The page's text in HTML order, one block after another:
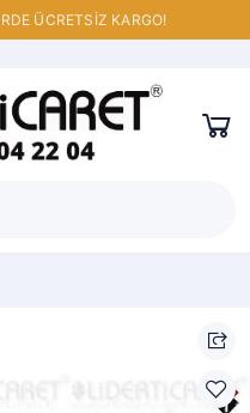
ÜCRETSİZ KARGO!